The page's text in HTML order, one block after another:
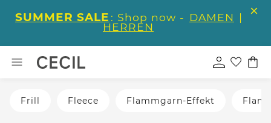
SUMMER SALE : Shop now - DAMEN |
HERREN
Frill Fleece Flammgarn-Effekt